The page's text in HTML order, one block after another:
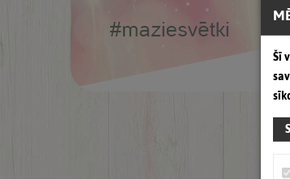
Šī